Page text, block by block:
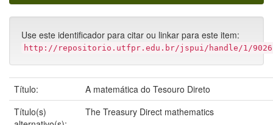
Use este identificador para citar ou linkar para este item:
http://repositorio.utfpr.edu.br/jspui/handle/1/9026
Título:
A matemática do Tesouro Direto
Título(s)
The Treasury Direct mathematics